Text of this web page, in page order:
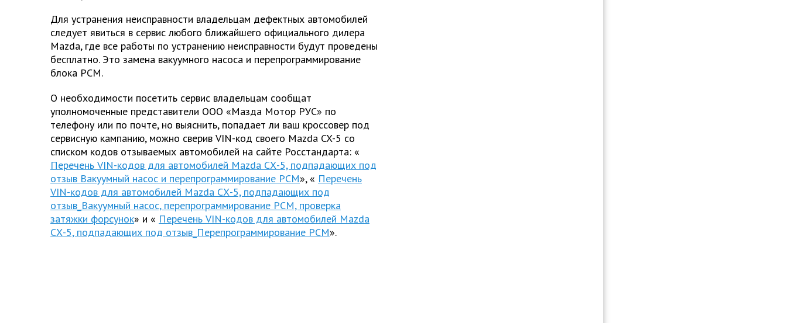
Для устранения неисправности владельцам дефектных автомобилей
следует явиться в сервис любого ближайшего официального дилера
Mazda, где все работы по устранению неисправности будут проведены
бесплатно. Это замена вакуумного насоса и перепрограммирование
блока РСМ.
О необходимости посетить сервис владельцам сообщат
уполномоченные представители ООО «Мазда Мотор РУС» по
телефону или по почте, но выяснить, попадает ли ваш кроссовер под
сервисную кампанию, можно сверив VIN-код своего Mazda CX-5 со
списком кодов отзываемых автомобилей на сайте Росстандарта: «
Перечень VIN-кодов для автомобилей Mazda СХ-5, подпадающих под
отзыв Вакуумный насос и перепрограммирование РСМ», « Перечень
VIN-кодов для автомобилей Mazda СХ-5, подпадающих под
отзыв_Вакуумный насос, перепрограммирование РСМ, проверка
затяжки форсунок» и « Перечень VIN-кодов для автомобилей Mazda
СХ-5, подпадающих под отзыв_Перепрограммирование РСМ».